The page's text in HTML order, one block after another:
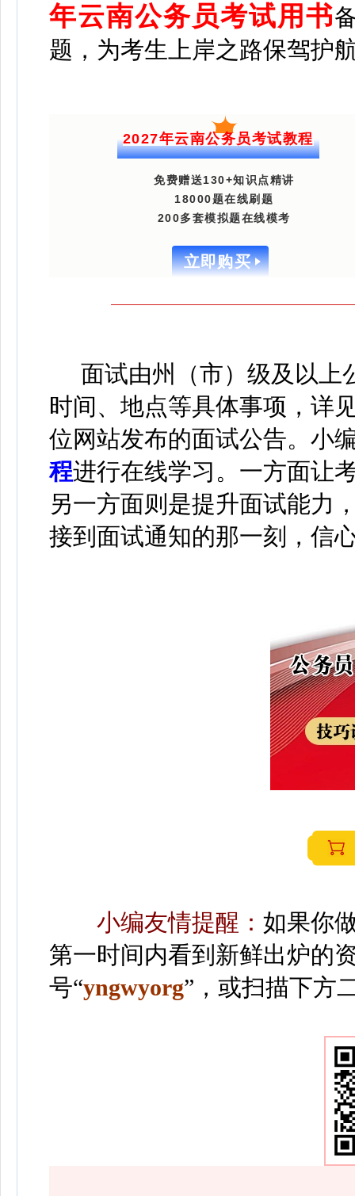
年云南公务员考试用书
题，为考生上岸之路保驾护
2027年云南公务员考试教程
免费赠送130+知识点精讲
18000题在线刷题
200多套模拟题在线模考
立即购买
面试由州（市）级及以上
时间、地点等具体事项，详
位网站发布的面试公告。 小
程进行在线学习 。 一方面让
另一方面则是提升面试能力
接到面试通知的那一刻，信
小编友情提醒： 如果你
第一时间内看到新鲜出炉的
号“yngwyorg” ，或扫描下方